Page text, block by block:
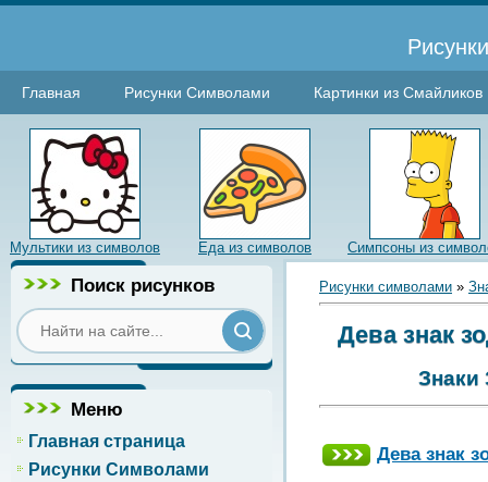
Главная Рисунки Символами Картинки из Смайликов
Мультики из символов Еда из символов Симпсоны из
Поиск рисунков
Меню
Главная страница
Рисунки Символами
Рисунки символами »
Дева знак
Знаки
Дева знак